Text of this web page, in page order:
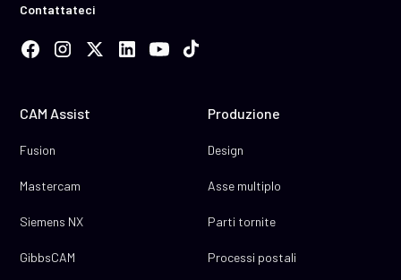
Contattateci
CAM Assist
Fusion
Mastercam
Siemens NX
GibbsCAM
Produzione
Design
Asse multiplo
Parti tornite
Processi postali